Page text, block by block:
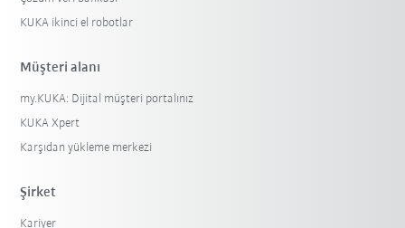
KUKA ikinci el robotlar
Müşteri alanı
my.KUKA: Dijital müşteri portalınız
KUKA Xpert
Karşıdan yükleme merkezi
Şirket
Kariyer